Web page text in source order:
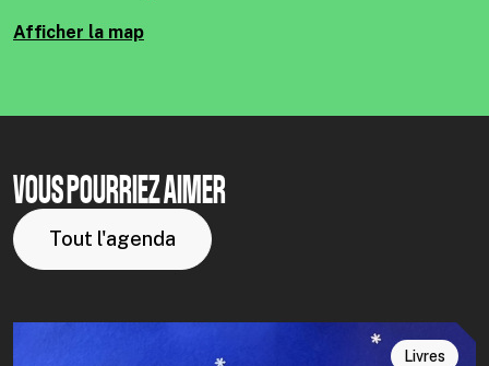
Afficher la map
VOUS POURRIEZ AIMER
Tout l'agenda
Livres